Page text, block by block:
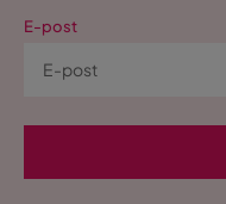
E-post